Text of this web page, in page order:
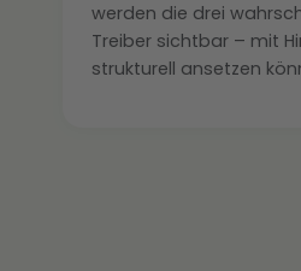
werden die drei
Treiber sichtbar – mit
strukturell ansetzen